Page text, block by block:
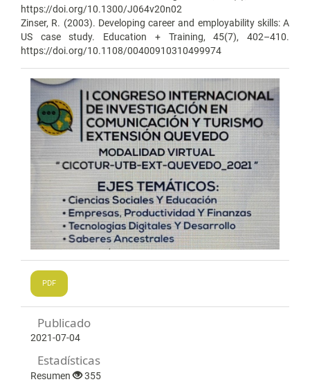
https://doi.org/10.1300/J064v20n02
Zinser, R. (2003). Developing career and employability skills: A
US case study. Education + Training, 45(7), 402–410.
https://doi.org/10.1108/00400910310499974
PDF
Publicado
2021-07-04
Estadísticas
Resumen 355